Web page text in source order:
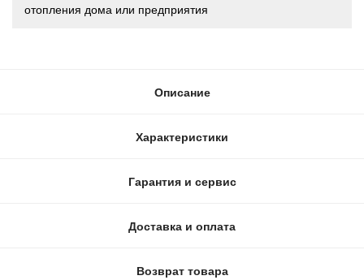
отопления дома или предприятия
Описание
Характеристики
Гарантия и сервис
Доставка и оплата
Возврат товара